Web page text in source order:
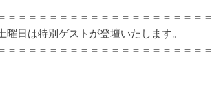
＝＝＝＝＝＝＝＝＝＝＝＝＝＝＝＝＝＝＝＝
曜日は特別ゲストが登壇いたします。
＝＝＝＝＝＝＝＝＝＝＝＝＝＝＝＝＝＝＝＝